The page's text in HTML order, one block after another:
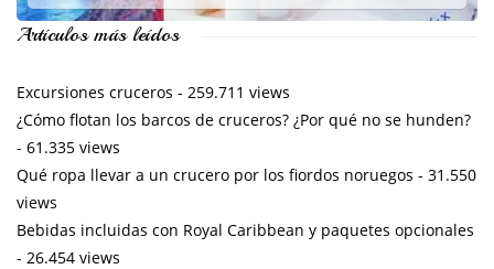
Artículos más leídos
Excursiones cruceros - 259.711 views
¿Cómo flotan los barcos de cruceros? ¿Por qué no se hunden?
- 61.335 views
Qué ropa llevar a un crucero por los fiordos noruegos - 31.550
views
Bebidas incluidas con Royal Caribbean y paquetes opcionales
- 26.454 views